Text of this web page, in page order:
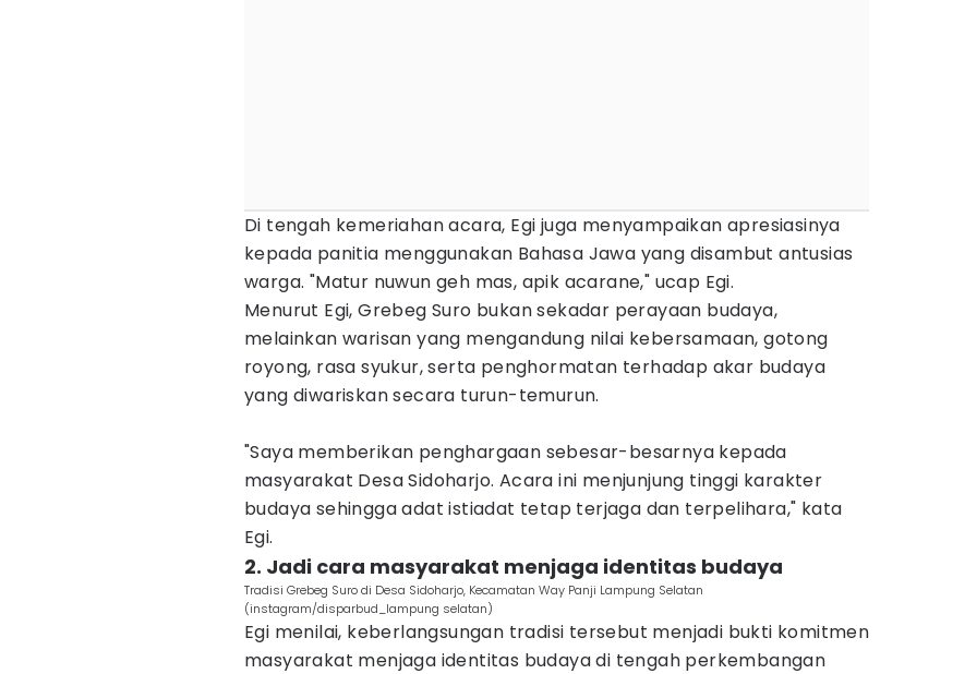
Di tengah kemeriahan acara, Egi juga menyampaikan apresiasinya
kepada panitia menggunakan Bahasa Jawa yang disambut antusias
warga. "Matur nuwun geh mas, apik acarane," ucap Egi.
Menurut Egi, Grebeg Suro bukan sekadar perayaan budaya,
melainkan warisan yang mengandung nilai kebersamaan, gotong
royong, rasa syukur, serta penghormatan terhadap akar budaya
yang diwariskan secara turun-temurun.
"Saya memberikan penghargaan sebesar-besarnya kepada
masyarakat Desa Sidoharjo. Acara ini menjunjung tinggi karakter
budaya sehingga adat istiadat tetap terjaga dan terpelihara," kata
Egi.
2. Jadi cara masyarakat menjaga identitas budaya
Tradisi Grebeg Suro di Desa Sidoharjo, Kecamatan Way Panji Lampung Selatan
(instagram/disparbud_lampung selatan)
Egi menilai, keberlangsungan tradisi tersebut menjadi bukti komitmen
masyarakat menjaga identitas budaya di tengah perkembangan